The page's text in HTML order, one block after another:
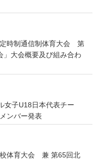
定時制通信制体育大会 第
」大会概要及び組み合わ
女子U18日本代表チー
ンバー発表
校体育大会 兼 第65回北